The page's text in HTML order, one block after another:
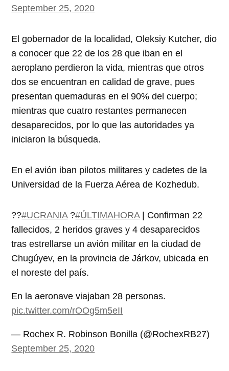
September 25, 2020
El gobernador de la localidad, Oleksiy Kutcher, dio
a conocer que 22 de los 28 que iban en el
aeroplano perdieron la vida, mientras que otros
dos se encuentran en calidad de grave, pues
presentan quemaduras en el 90% del cuerpo;
mientras que cuatro restantes permanecen
desaparecidos, por lo que las autoridades ya
iniciaron la búsqueda.
En el avión iban pilotos militares y cadetes de la
Universidad de la Fuerza Aérea de Kozhedub.
??#UCRANIA?#ÚLTIMAHORA| Confirman 22
fallecidos, 2 heridos graves y 4 desaparecidos
tras estrellarse un avión militar en la ciudad de
Chugúyev, en la provincia de Járkov, ubicada en
el noreste del país.
En la aeronave viajaban 28 personas.
pic.twitter.com/rOOg5m5eII
— Rochex R. Robinson Bonilla (@RochexRB27)
September 25, 2020